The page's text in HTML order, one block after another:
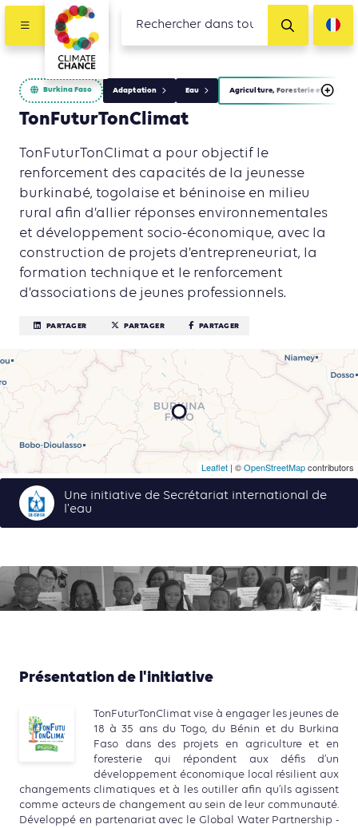
Burkina Faso Adaptation Eau Agriculture, Foresterie et Usages
TonFuturTonClimat
TonFuturTonClimat a pour objectif le
renforcement des capacités de la jeunesse
burkinabé, togolaise et béninoise en milieu
rural afin d’allier réponses environnementales
et développement socio-économique, avec la
construction de projets d’entrepreneuriat, la
formation technique et le renforcement
d’associations de jeunes professionnels.
PARTAGER PARTAGER PARTAGER
Leaflet | ©OpenStreetMapcontributors
Une initiative de Secrétariat international de
l'eau
Présentation de l'initiative
TonFuturTonClimat vise à engager les jeunes de
18 à 35 ans du Togo, du Bénin et du Burkina
Faso dans des projets en agriculture et en
foresterie qui répondent aux défis d’un
développement économique local résilient aux
changements climatiques et à les outiller afin qu’ils agissent
comme acteurs de changement au sein de leur communauté.
Développé en partenariat avec le Global Water Partnership -